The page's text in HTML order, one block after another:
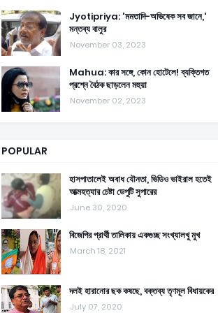
Jyotipriya: 'মমতাদি-অভিষেক সব জানে,'
মন্তব্য বালুর
November 03, 2023
Mahua: কার সঙ্গে, কোন হোটেলে! ব্যক্তিগত
প্রশ্নে বৈঠক ছাড়লেন মহুয়া
November 02, 2023
POPULAR
হাসপাতালেই অবাধ যৌনতা, ভিডিও ভাইরাল হতেই
আত্মহত্যার চেষ্টা ডেপুটি সুপারের
June 30, 2020
বিজেপির প্রার্থী তালিকায় একগুচ্ছ সংখ্যালখু মুখ
March 18, 2021
দলই হারানোর ছক কষছে, বক্তব্য তৃণমূল বিধায়কের
July 07, 2020